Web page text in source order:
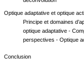
Optique adaptative et optique
Principe et domaines
optique adaptative -
perspectives - Optique
Conclusion